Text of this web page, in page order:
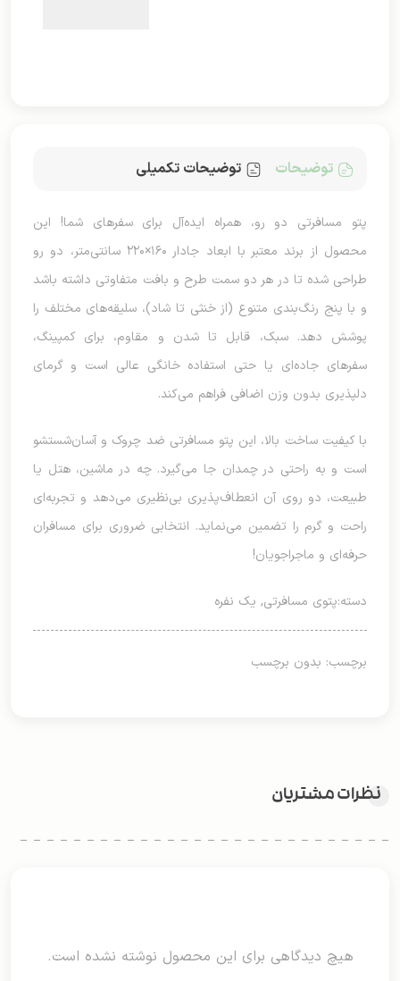
توضیحات توضیحات تکمیلی
پتو مسافرتی دو رو، همراه ایده‌آل برای سفرهای شما! این
محصول از برند معتبر با ابعاد جادار ۱۶۰×۲۲۰ سانتی‌متر، دو رو
طراحی شده تا در هر دو سمت طرح و بافت متفاوتی داشته باشد
و با پنج رنگ‌بندی متنوع (از خنثی تا شاد)، سلیقه‌های مختلف را
پوشش دهد. سبک، قابل تا شدن و مقاوم، برای کمپینگ،
سفرهای جاده‌ای یا حتی استفاده خانگی عالی است و گرمای
دلپذیری بدون وزن اضافی فراهم می‌کند.
با کیفیت ساخت بالا، این پتو مسافرتی ضد چروک و آسان‌شستشو
است و به راحتی در چمدان جا می‌گیرد. چه در ماشین، هتل یا
طبیعت، دو روی آن انعطاف‌پذیری بی‌نظیری می‌دهد و تجربه‌ای
راحت و گرم را تضمین می‌نماید. انتخابی ضروری برای مسافران
حرفه‌ای و ماجراجویان!
دسته:پتوی مسافرتی, یک نفره
برچسب: بدون برچسب
نظرات مشتریان
هیچ دیدگاهی برای این محصول نوشته نشده است.